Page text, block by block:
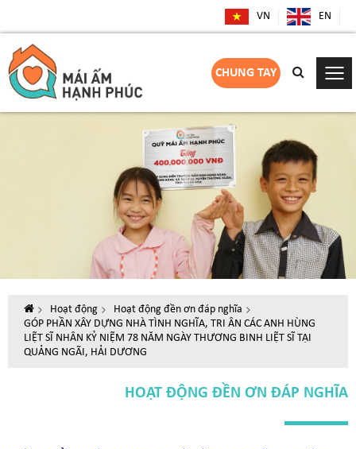
VN EN
CHUNG TAY
Hoạt động
Hoạt động đền ơn đáp nghĩa
GÓP PHẦN XÂY DỰNG NHÀ TÌNH NGHĨA, TRI ÂN CÁC ANH HÙNG
LIỆT SĨ NHÂN KỶ NIỆM 78 NĂM NGÀY THƯƠNG BINH LIỆT SĨ TẠI
QUẢNG NGÃI, HẢI DƯƠNG
HOẠT ĐỘNG ĐỀN ƠN ĐÁP NGHĨA